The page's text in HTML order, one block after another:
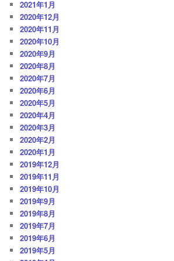
2021年1月
2020年12月
2020年11月
2020年10月
2020年9月
2020年8月
2020年7月
2020年6月
2020年5月
2020年4月
2020年3月
2020年2月
2020年1月
2019年12月
2019年11月
2019年10月
2019年9月
2019年8月
2019年7月
2019年6月
2019年5月